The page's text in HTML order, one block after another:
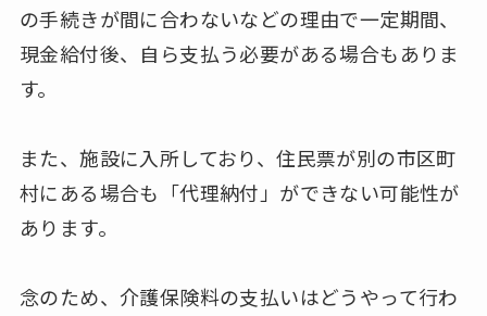
の手続きが間に合わないなどの理由で一定期間、
現金給付後、自ら支払う必要がある場合もありま
す。
また、施設に入所しており、住民票が別の市区町
村にある場合も「代理納付」ができない可能性が
あります。
念のため、介護保険料の支払いはどうやって行わ